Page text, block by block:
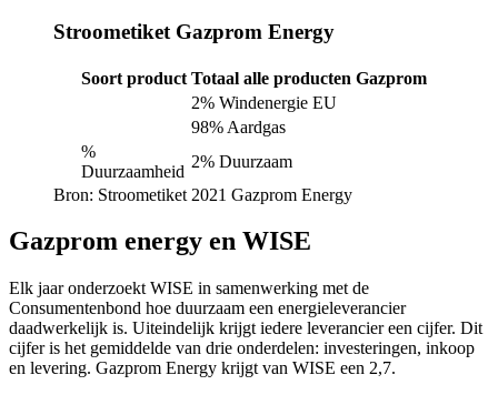
Stroometiket Gazprom Energy
Soort product Totaal alle producten Gazprom
2% Windenergie EU
98% Aardgas
%
Duurzaamheid
2% Duurzaam
Bron: Stroometiket 2021 Gazprom Energy
Gazprom energy en WISE
Elk jaar onderzoekt WISE in samenwerking met de
Consumentenbond hoe duurzaam een energieleverancier
daadwerkelijk is. Uiteindelijk krijgt iedere leverancier een cijfer. Dit
cijfer is het gemiddelde van drie onderdelen: investeringen, inkoop
en levering. Gazprom Energy krijgt van WISE een 2,7.